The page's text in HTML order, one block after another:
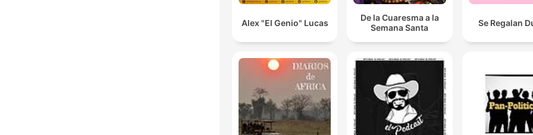
Alex "El Genio" Lucas
De la Cuaresma a la
Semana Santa
Se Regalan